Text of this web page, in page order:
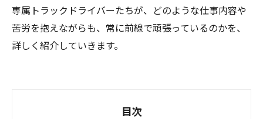
専属トラックドライバーたちが、どのような仕事内容や
苦労を抱えながらも、常に前線で頑張っているのかを、
詳しく紹介していきます。
目次